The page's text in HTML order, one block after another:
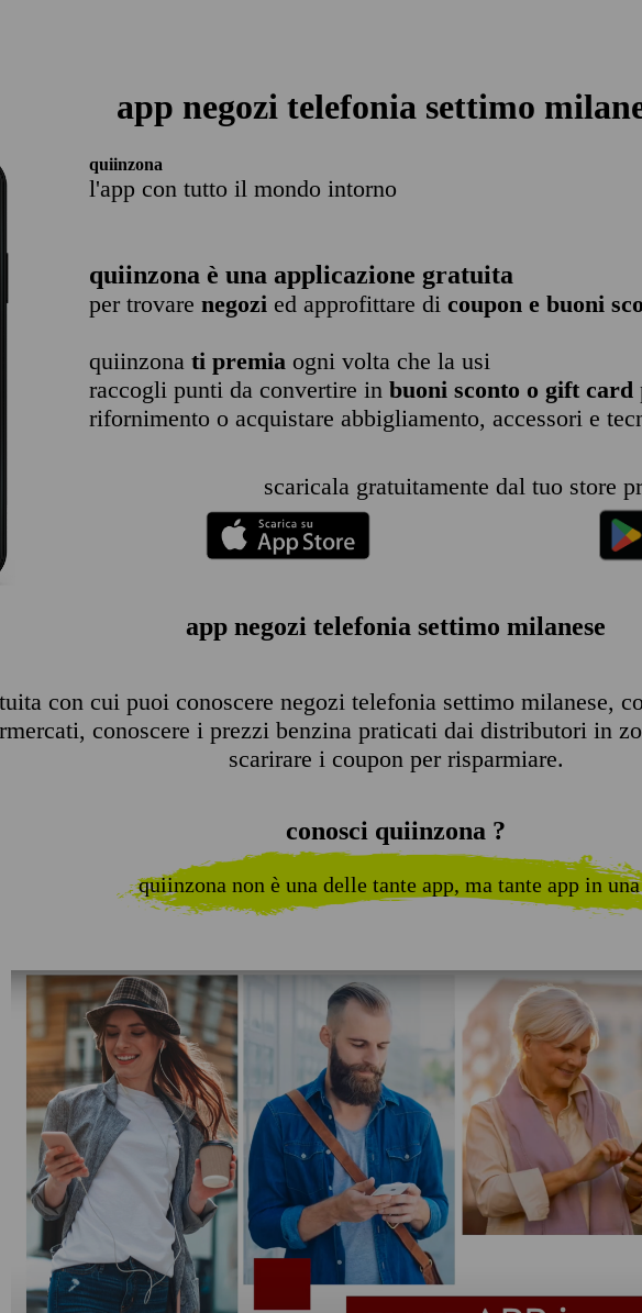
app negozi telefonia settimo
quiinzona
l'app con tutto il mondo intorno
quiinzona è una applicazione gratuita
per trovare negozi ed approfittare di coupon e buoni
quiinzona ti premia ogni volta che la usi
raccogli punti da convertire in buoni sconto o gift card
rifornimento o acquistare abbigliamento, accessori e
scaricala gratuitamente dal tuo store
app negozi telefonia settimo milanese
con cui puoi conoscere negozi telefonia settimo milanese,
conoscere i prezzi benzina praticati dai distributori in
scarirare i coupon per risparmiare.
conosci quiinzona ?
quiinzona non è una delle tante app, ma tante app in